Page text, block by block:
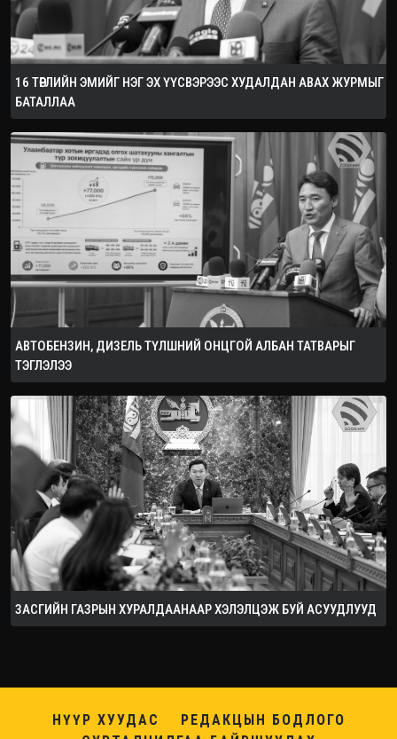
16 ТӨРЛИЙН ЭМИЙГ НЭГ ЭХ ҮҮСВЭРЭЭС ХУДАЛДАН АВАХ ЖУРМЫГ
БАТАЛЛАА
АВТОБЕНЗИН, ДИЗЕЛЬ ТҮЛШНИЙ ОНЦГОЙ АЛБАН ТАТВАРЫГ
ТЭГЛЭЛЭЭ
ЗАСГИЙН ГАЗРЫН ХУРАЛДААНААР ХЭЛЭЛЦЭЖ БУЙ АСУУДЛУУД
НҮҮР ХУУДАС
РЕДАКЦЫН БОДЛОГО